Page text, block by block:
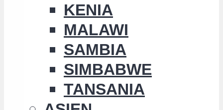
KENIA
MALAWI
SAMBIA
SIMBABWE
TANSANIA